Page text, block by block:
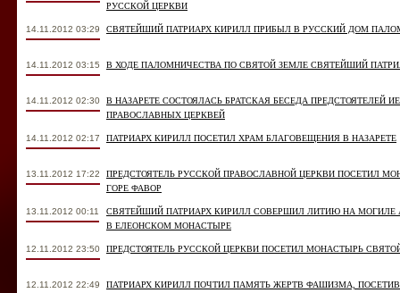
РУССКОЙ ЦЕРКВИ
14.11.2012 03:29 СВЯТЕЙШИЙ ПАТРИАРХ КИРИЛЛ ПРИБЫЛ В РУССКИЙ ДОМ
14.11.2012 03:15 В ХОДЕ ПАЛОМНИЧЕСТВА ПО СВЯТОЙ ЗЕМЛЕ СВЯТЕЙШИЙ
14.11.2012 02:30
В НАЗАРЕТЕ СОСТОЯЛАСЬ БРАТСКАЯ БЕСЕДА ПРЕДСТОЯТЕЛЕЙ
ПРАВОСЛАВНЫХ ЦЕРКВЕЙ
14.11.2012 02:17 ПАТРИАРХ КИРИЛЛ ПОСЕТИЛ ХРАМ БЛАГОВЕЩЕНИЯ В НАЗАРЕТЕ
13.11.2012 17:22
ПРЕДСТОЯТЕЛЬ РУССКОЙ ПРАВОСЛАВНОЙ ЦЕРКВИ ПОСЕТИЛ
ГОРЕ ФАВОР
13.11.2012 00:11
СВЯТЕЙШИЙ ПАТРИАРХ КИРИЛЛ СОВЕРШИЛ ЛИТИЮ НА МОГИЛЕ
В ЕЛЕОНСКОМ МОНАСТЫРЕ
12.11.2012 23:50 ПРЕДСТОЯТЕЛЬ РУССКОЙ ЦЕРКВИ ПОСЕТИЛ МОНАСТЫРЬ
12.11.2012 22:49
ПАТРИАРХ КИРИЛЛ ПОЧТИЛ ПАМЯТЬ ЖЕРТВ ФАШИЗМА,